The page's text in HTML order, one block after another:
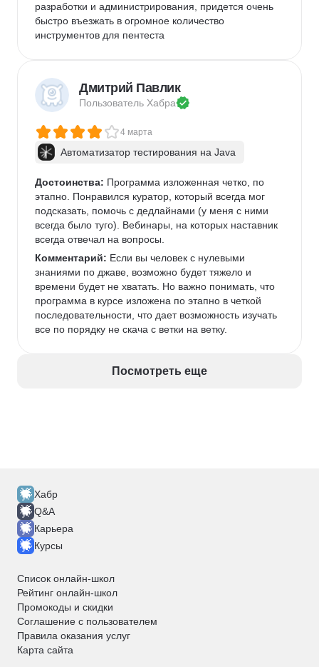
разработки и администрирования, придется очень
быстро въезжать в огромное количество
инструментов для пентеста
Дмитрий Павлик
Пользователь Хабра
4 марта
Автоматизатор тестирования на Java
Достоинства: Программа изложенная четко, по
этапно. Понравился куратор, который всегда мог
подсказать, помочь с дедлайнами (у меня с ними
всегда было туго). Вебинары, на которых наставник
всегда отвечал на вопросы.
Комментарий: Если вы человек с нулевыми
знаниями по джаве, возможно будет тяжело и
времени будет не хватать. Но важно понимать, что
программа в курсе изложена по этапно в четкой
последовательности, что дает возможность изучать
все по порядку не скача с ветки на ветку.
Посмотреть еще
Хабр
Q&A
Карьера
Курсы
Список онлайн-школ
Рейтинг онлайн-школ
Промокоды и скидки
Соглашение с пользователем
Правила оказания услуг
Карта сайта